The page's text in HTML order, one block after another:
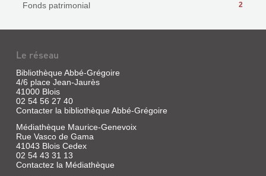
2
Fonds patrimonial
Le réseau
Bibliothèque Abbé-Grégoire
4/6 place Jean-Jaurès
41000 Blois
02 54 56 27 40
Contacter la bibliothèque Abbé-Grégoire
Médiathèque Maurice-Genevoix
Rue Vasco de Gama
41043 Blois Cedex
02 54 43 31 13
Contactez la Médiathèque